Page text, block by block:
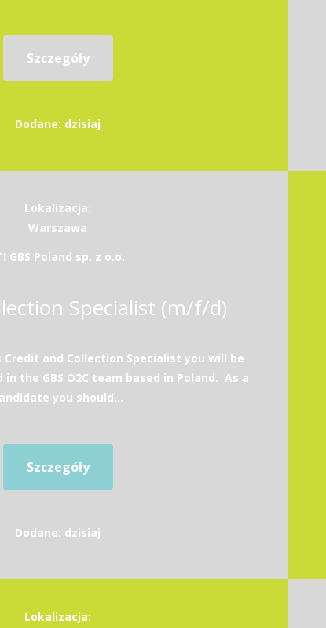
Szczegóły
Dodane: dzisiaj
Lokalizacja:
Warszawa
GBS Poland sp. z o.o.
Specialist (m/f/d)
and Collection Specialist you will be
the GBS O2C team based in Poland. As a
you should...
Szczegóły
Dodane: dzisiaj
Lokalizacja: